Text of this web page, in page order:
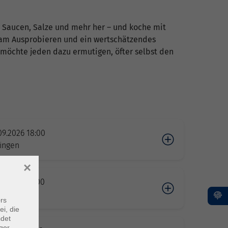
Salze und mehr her – und koche mit
Ausprobieren und ein wertschätzendes
jeden dazu ermutigen, öfter selbst den
18:00
10:00
die
×